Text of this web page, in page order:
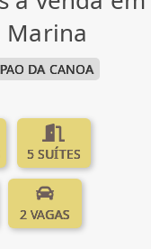
Marina
DA CANOA
5 SUÍTES
2 VAGAS